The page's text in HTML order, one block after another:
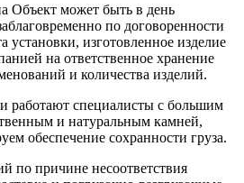
Объект может быть в день
по договоренности
установки, изготовленное изделие
на ответственное хранение
и количества изделий.
работают специалисты с большим
и натуральным камней,
обеспечение сохранности груза.
по причине несоответствия